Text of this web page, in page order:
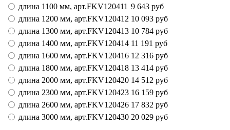
длина 1100 мм, арт.FKV120411 9 643 руб
длина 1200 мм, арт.FKV120412 10 093 руб
длина 1300 мм, арт.FKV120413 10 784 руб
длина 1400 мм, арт.FKV120414 11 191 руб
длина 1600 мм, арт.FKV120416 12 316 руб
длина 1800 мм, арт.FKV120418 13 414 руб
длина 2000 мм, арт.FKV120420 14 512 руб
длина 2300 мм, арт.FKV120423 16 159 руб
длина 2600 мм, арт.FKV120426 17 832 руб
длина 3000 мм, арт.FKV120430 20 029 руб